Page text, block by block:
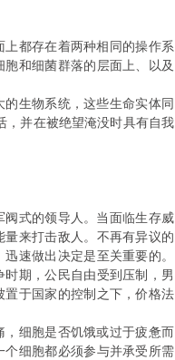
都存在着两种相同的操作系
和细菌群落的层面上、以及
生物系统，这些生命实体同
，并在被绝望淹没时具有自我
式的领导人。当面临生存威
来打击敌人。不再有异议的
速做出决定是至关重要的。
期，公民自由受到压制，男
置于国家的控制之下，价格法
细胞是否饥饿或过于疲惫而
细胞都必须参与并承受所需